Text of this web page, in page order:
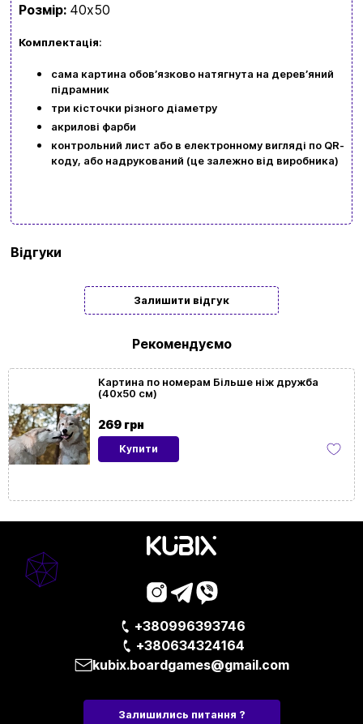
Розмір: 40х50
Комплектація:
сама картина обовʼязково натягнута на деревʼяний
підрамник
три кісточки різного діаметру
акрилові фарби
контрольний лист або в електронному вигляді по QR-
коду, або надрукований (це залежно від виробника)
картини
40x50
Орієнтація
Горизонтальна
Відгуки
Залишити відгук
Рекомендуємо
269 грн
Картина по номерам Більше ніж дружба
(40х50 см)
Купити
+380996393746
+380634324164
kubix.boardgames@gmail.com
Залишились питання ?